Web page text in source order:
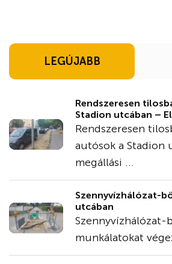
LEGÚJABB
Rendszeresen
Stadion utcában –
Rendszeresen
autósok a Stadion
megállási ...
Szennyvízhálózat-
utcában
Szennyvízhálózat-
munkálatokat